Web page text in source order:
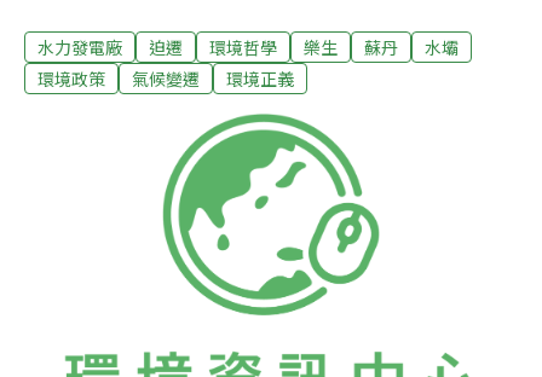
毀數十戶住宅，並繼續威脅更多房舍，令居民不得不離開
他們的家園。居民不僅在水位上升前未獲警告，家園淹沒
兩地受工程影響的居民人數達6萬，當居民起而抗議，蘇
丹政府以暴力回應，任意逮捕甚至射擊抗議人士，並鎮壓
有意報導此事件的新聞媒體和記者。這些爭議工程涉及多
國利益，柯瑞塔特別點名要求投資於美羅威和水壩工程的
國家，「尤其是中國、沙烏地阿拉伯、科威特、（阿拉伯
聯合大公國的）阿布達比、阿曼及阿拉伯國家聯盟」，確
保這些計畫的實施不會侵害人權，包括適足居住權。兩年
中強調，根據國際的人權規約，這些工程的計畫和施行，
水力發電廠 迫遷 環境哲學 樂生 蘇丹
水壩
環境政策
氣候變遷 環境正義